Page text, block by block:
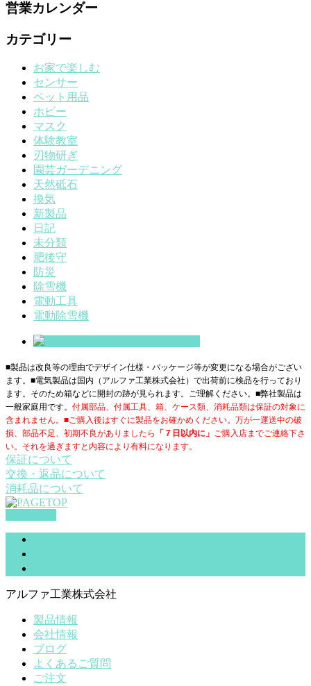
営業カレンダー
カテゴリー
お家で楽しむ
センサー
ペット用品
ホビー
マスク
体験教室
刃物研ぎ
園芸ガーデニング
天然砥石
換気
新製品
日記
未分類
肥後守
防災
除雪機
電動工具
電動除雪機
■製品は改良等の理由でデザイン仕様・パッケージ等が変更になる場合がござい
ます。■電気製品は国内（アルファ工業株式会社）で出荷前に検品を行っており
ます。そのため箱などに開封の跡が見られます。ご理解ください。■弊社製品は
一般家庭用です。 付属部品、付属工具、箱、ケース類、消耗品類は保証の対象に
含まれません。■ご購入後はすぐに製品をお確かめください。万が一運送中の破
損、部品不足、初期不良がありましたら
「７日以内に」 ご購入店までご連絡下さ
い。それを過ぎますと内容により有料になります。
保証について
交換・返品について
消耗品について
アルファ工業株式会社
製品情報
会社情報
ブログ
よくあるご質問
ご注文